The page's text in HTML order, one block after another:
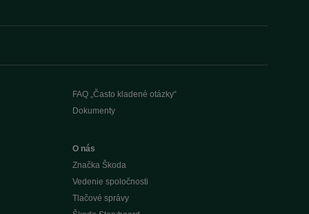
FAQ „Často kladené otázky“
Dokumenty
O nás
Značka Škoda
Vedenie spoločnosti
Tlačové správy